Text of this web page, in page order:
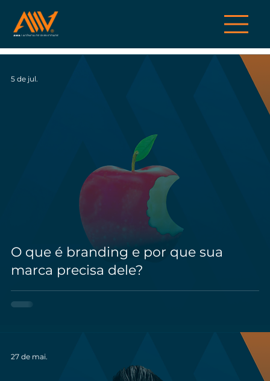
O que é branding e por que sua
marca precisa dele?
5 de jul.
27 de mai.